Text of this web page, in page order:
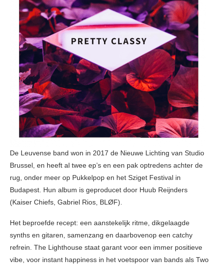
De Leuvense band won in 2017 de Nieuwe Lichting van Studio
Brussel, en heeft al twee ep’s en een pak optredens achter de
rug, onder meer op Pukkelpop en het Sziget Festival in
Budapest. Hun album is geproducet door Huub Reijnders
(Kaiser Chiefs, Gabriel Rios, BLØF).
Het beproefde recept: een aanstekelijk ritme, dikgelaagde
synths en gitaren, samenzang en daarbovenop een catchy
refrein. The Lighthouse staat garant voor een immer positieve
vibe, voor instant happiness in het voetspoor van bands als Two